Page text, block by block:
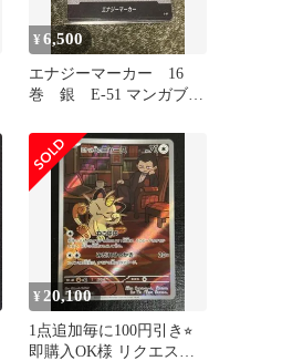
¥6,500
エナジーマーカー 16
巻 銀 E-51 マンガブー
¥ 20,100
1点追加毎に100円引き⭐︎
即購入OK様 リクエスト